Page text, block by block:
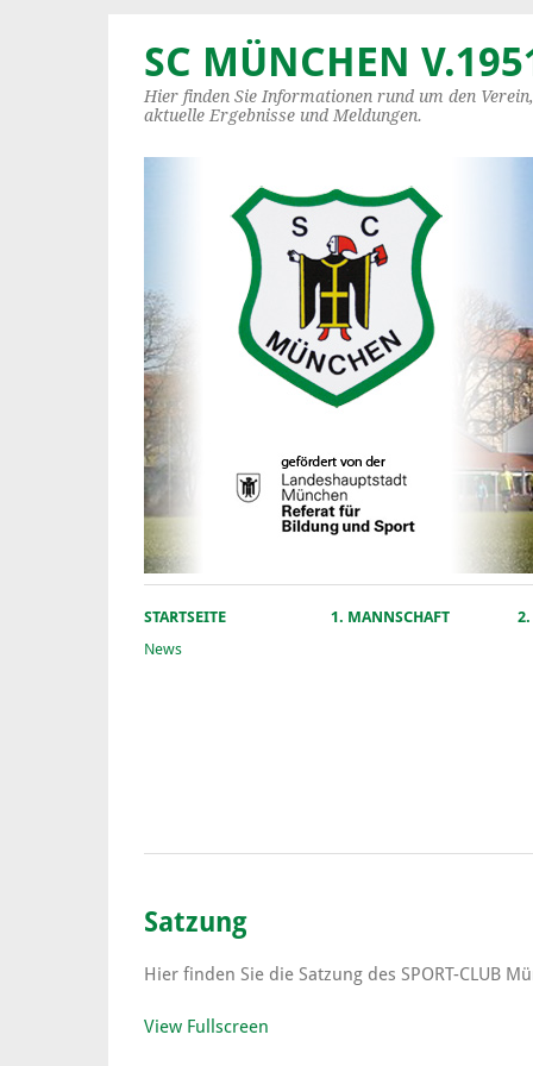
SC MÜNCHEN
Hier finden Sie Informationen rund um den
aktuelle Ergebnisse und Meldungen.
STARTSEITE
News
1. MANNSCHAFT 2.
Satzung
Hier finden Sie die Satzung des SPORT-CLUB
View Fullscreen